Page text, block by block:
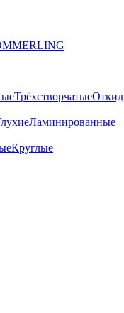
Трёхстворчатые
Ламинированные
Круглые